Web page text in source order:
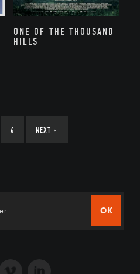
ONE OF THE THOUSAND
HILLS
6 NEXT ›
OK